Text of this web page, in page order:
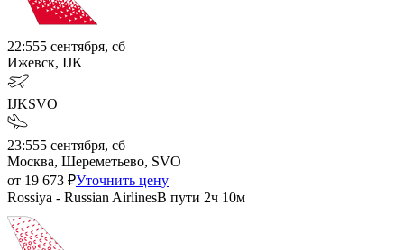
22:555 сентября, сб
Ижевск, IJK
IJKSVO
23:555 сентября, сб
Москва, Шереметьево, SVO
от 19 673 ₽Уточнить цену
Rossiya - Russian AirlinesВ пути 2ч 10м